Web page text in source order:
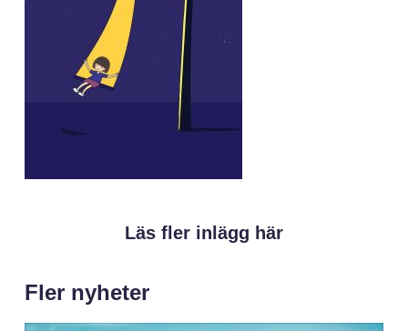
Läs fler inlägg här
Fler nyheter